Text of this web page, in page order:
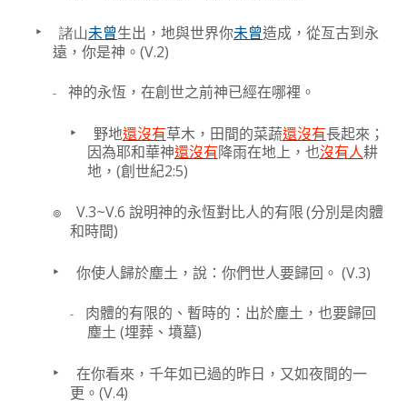
‣ 諸山未曾生出，地與世界你未曾造成，從亙古到永
遠，你是神。 (V.2)
- 神的永恆，在創世之前神已經在哪裡。
‣ 野地還沒有草木，田間的菜蔬還沒有長起來；
因為耶和華神還沒有 降雨在地上，也沒有人耕
地， (創世紀2:5)
๏ V.3~V.6 說明神的永恆對比人的有限 (分別是肉體
和時間)
‣ 你使人歸於塵土，說：你們世人要歸回。 (V.3)
-
肉體的有限的、暫時的：出於塵土，也要歸回
塵土 (埋葬、墳墓)
‣
在你看來，千年如已過的昨日，又如夜間的一
更。 (V.4)